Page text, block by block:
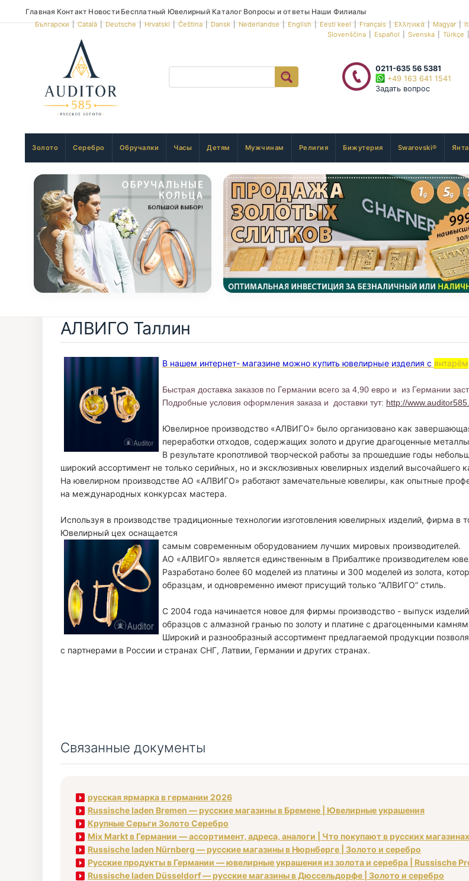
Главная Контакт Новости Бесплатный Ювелирный Каталог Вопросы и ответы Наши Филиалы
Български|Català|Deutsche|Hrvatski|Čeština|Dansk|Nederlandse|English|Eesti keel|Français|Ελληνικά|Magyar|
Slovenščina
Español Svenska Türkçe
0211-635 56 5381
+49 163 641 1541
Задать вопрос
Золото Серебро Обручалки Часы Детям Мужчинам Религия Бижутерия Swarovski®
АЛВИГО Таллин
В нашем интернет- магазине можно купить ювелирные изделия с янтарём
Быстрая доставка заказов по Германии всего за 4,90 евро и из Германии
Подробные условия оформления заказа и доставки тут: http://
Ювелирное производство «АЛВИГО» было организовано как
переработки отходов, содержащих золото и другие драгоценные
В результате кропотливой творческой работы за прошедшие годы
широкий ассортимент не только серийных, но и эксклюзивных ювелирных изделий высочайшего
На ювелирном производстве АО «АЛВИГО» работают замечательные ювелиры, как опытные
на международных конкурсах мастера.
Используя в производстве традиционные технологии изготовления ювелирных изделий, фирма
Ювелирный цех оснащается
самым современным оборудованием лучших мировых производителей.
АО «АЛВИГО» является единственным в Прибалтике производителем
Разработано более 60 моделей из платины и 300 моделей из золота,
образцам, и одновременно имеют присущий только “АЛВИГО” стиль.
С 2004 года начинается новое для фирмы производство - выпуск
образцов с алмазной гранью по золоту и платине с драгоценными
Широкий и разнообразный ассортимент предлагаемой продукции
с партнерами в России и странах СНГ, Латвии, Германии и других странах.
Связанные документы
русская ярмарка в германии 2026
Russische laden Bremen — русские магазины в Бремене | Ювелирные украшения
Крупные Серьги Золото Серебро
Mix Markt в Германии — ассортимент, адреса, аналоги | Что покупают в русских магазинах
Russische laden Nürnberg — русские магазины в Нюрнберге | Золото и серебро
Русские продукты в Германии — ювелирные украшения из золота и серебра | Russische
Russische laden Düsseldorf — русские магазины в Дюссельдорфе | Золото и серебро